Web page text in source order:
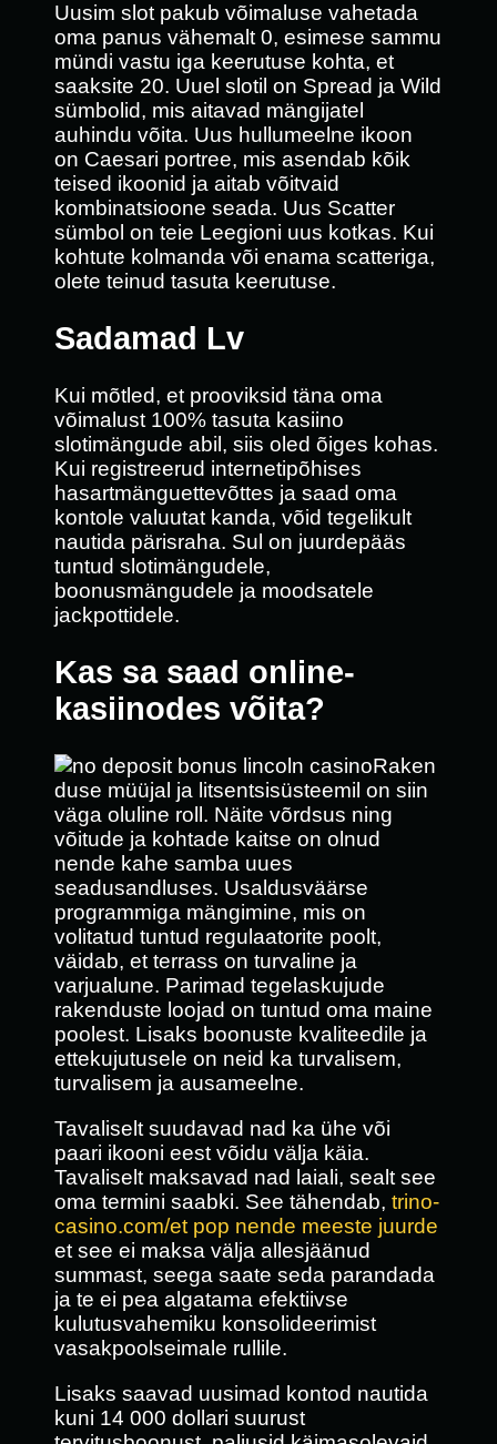
Uusim slot pakub võimaluse vahetada
oma panus vähemalt 0, esimese sammu
mündi vastu iga keerutuse kohta, et
saaksite 20. Uuel slotil on Spread ja Wild
sümbolid, mis aitavad mängijatel
auhindu võita. Uus hullumeelne ikoon
on Caesari portree, mis asendab kõik
teised ikoonid ja aitab võitvaid
kombinatsioone seada. Uus Scatter
sümbol on teie Leegioni uus kotkas. Kui
kohtute kolmanda või enama scatteriga,
olete teinud tasuta keerutuse.
Sadamad Lv
Kui mõtled, et prooviksid täna oma
võimalust 100% tasuta kasiino
slotimängude abil, siis oled õiges kohas.
Kui registreerud internetipõhises
hasartmänguettevõttes ja saad oma
kontole valuutat kanda, võid tegelikult
nautida pärisraha. Sul on juurdepääs
tuntud slotimängudele,
boonusmängudele ja moodsatele
jackpottidele.
Kas sa saad online-
kasiinodes võita?
Raken
duse müüjal ja litsentsisüsteemil on siin
väga oluline roll. Näite võrdsus ning
võitude ja kohtade kaitse on olnud
nende kahe samba uues
seadusandluses. Usaldusväärse
programmiga mängimine, mis on
volitatud tuntud regulaatorite poolt,
väidab, et terrass on turvaline ja
varjualune. Parimad tegelaskujude
rakenduste loojad on tuntud oma maine
poolest. Lisaks boonuste kvaliteedile ja
ettekujutusele on neid ka turvalisem,
turvalisem ja ausameelne.
Tavaliselt suudavad nad ka ühe või
paari ikooni eest võidu välja käia.
Tavaliselt maksavad nad laiali, sealt see
oma termini saabki. See tähendab,trino-
casino.com/et pop nende meeste juurde
et see ei maksa välja allesjäänud
summast, seega saate seda parandada
ja te ei pea algatama efektiivse
kulutusvahemiku konsolideerimist
vasakpoolseimale rullile.
Lisaks saavad uusimad kontod nautida
kuni 14 000 dollari suurust